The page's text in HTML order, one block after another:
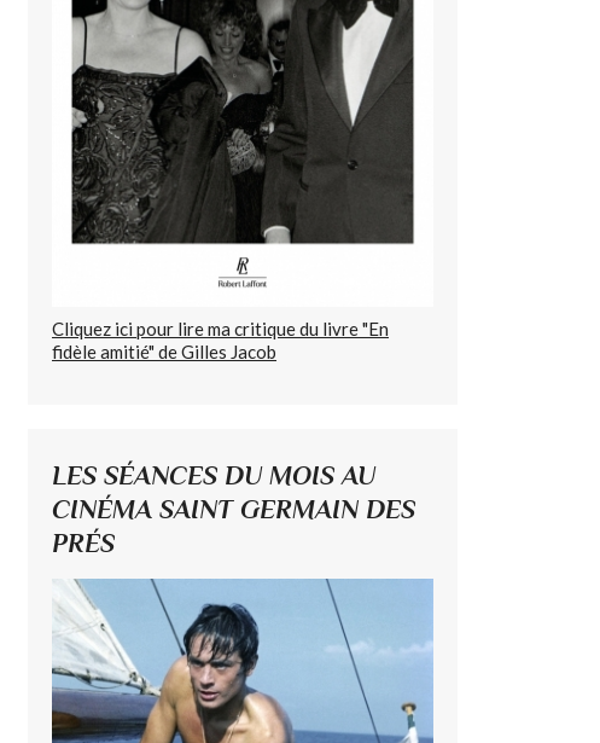
Cliquez ici pour lire ma critique du livre "En
fidèle amitié" de Gilles Jacob
LES SÉANCES DU MOIS AU
CINÉMA SAINT GERMAIN DES
PRÉS